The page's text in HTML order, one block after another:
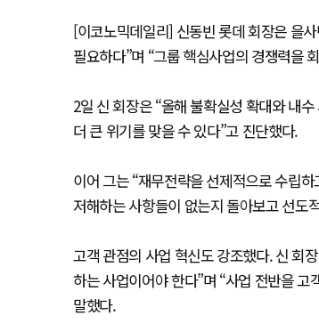
[이코노믹데일리] 신동빈 롯데 회장은 을
필요하다”며 “그룹 핵심사업의 경쟁력을
2일 신 회장은 “올해 불확실성 확대와 내
더 큰 위기를 맞을 수 있다”고 진단했다.
이어 그는 “재무전략을 선제적으로 수립
저해하는 사항들이 없는지 돌아보고 선도
고객 관점의 사업 혁신도 강조했다. 신 회
하는 사업이어야 한다”며 “사업 전반을
말했다.